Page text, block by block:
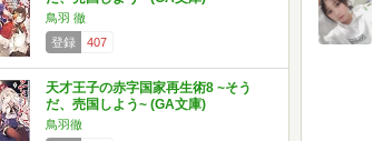
鳥羽 徹
登録
407
天才王子の赤字国家再生術8 ~そう
だ、売国しよう~ (GA文庫)
鳥羽徹